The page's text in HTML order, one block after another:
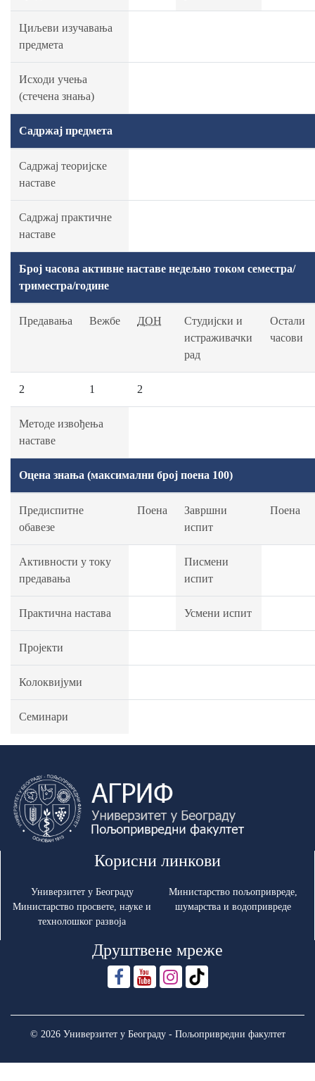
Циљеви изучавања
предмета
Исходи учења
(стечена знања)
Садржај предмета
Садржај теоријске
наставе
Садржај практичне
наставе
Број часова активне наставе недељно током семестра/
триместра/године
Предавања Вежбе ДОН
Студијски и
истраживачки
рад
Остали
часови
2 1 2
Методе извођења
наставе
Оцена знања (максимални број поена 100)
Предиспитне
обавезе
Поена
Завршни
испит
Поена
Активности у току
предавања
Писмени
испит
Практична настава Усмени испит
Пројекти
Колоквијуми
Семинари
Корисни линкови
Универзитет у Београду
Министарство просвете, науке и
технолошког развоја
Министарство пољопривреде,
шумарства и водопривреде
Друштвене мреже
© 2026 Универзитет у Београду - Пољопривредни факултет